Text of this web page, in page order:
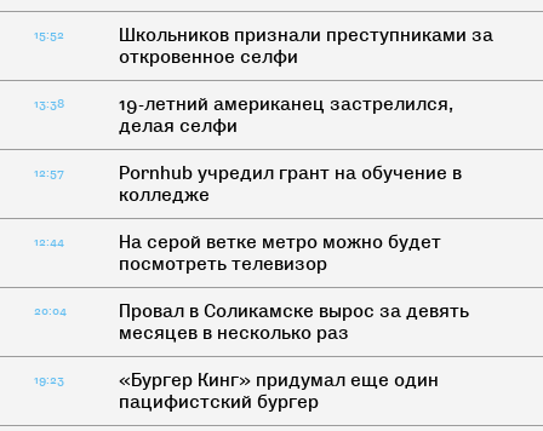
15:52
Школьников признали преступниками за
откровенное селфи
13:38
19-летний американец застрелился,
делая селфи
12:57
Pornhub учредил грант на обучение в
колледже
12:44
На серой ветке метро можно будет
посмотреть телевизор
20:04
Провал в Соликамске вырос за девять
месяцев в несколько раз
19:23
«Бургер Кинг» придумал еще один
пацифистский бургер